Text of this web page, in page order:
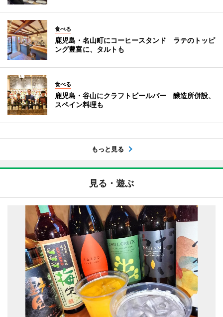
食べる
鹿児島・名山町にコーヒースタンド ラテのトッピ
ング豊富に、タルトも
食べる
鹿児島・谷山にクラフトビールバー 醸造所併設、
スペイン料理も
もっと見る
見る・遊ぶ